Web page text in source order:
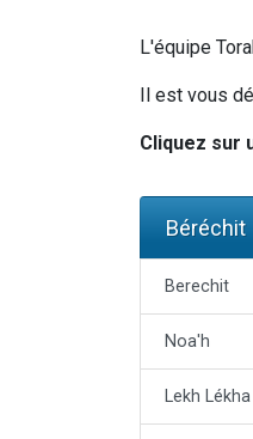
L'équipe
Il est vous
Cliquez sur
Béréchit
Berechit
Noa'h
Lekh Lékha